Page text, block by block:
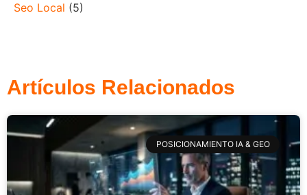
Seo Local (5)
Artículos Relacionados
POSICIONAMIENTO IA & GEO